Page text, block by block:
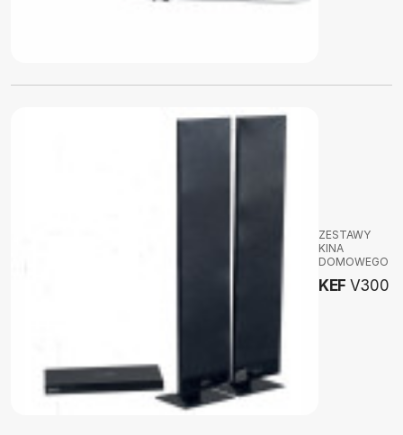
ZESTAWY
KINA
DOMOWEGO
KEF V300